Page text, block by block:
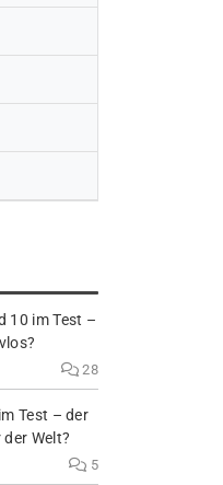
10 im Test –
28
Test – der
Welt?
5